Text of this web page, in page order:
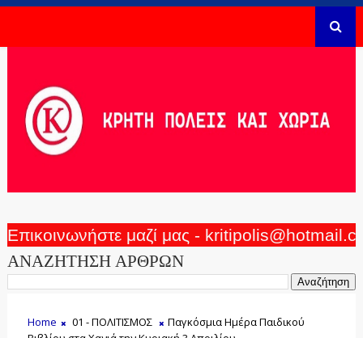
Επικοινωνήστε μαζί μας -
ΑΝΑΖΗΤΗΣΗ ΑΡΘΡΩΝ
Home 01 - ΠΟΛΙΤΙΣΜΟΣ
Παγκόσμια Ημέρα Παιδικού